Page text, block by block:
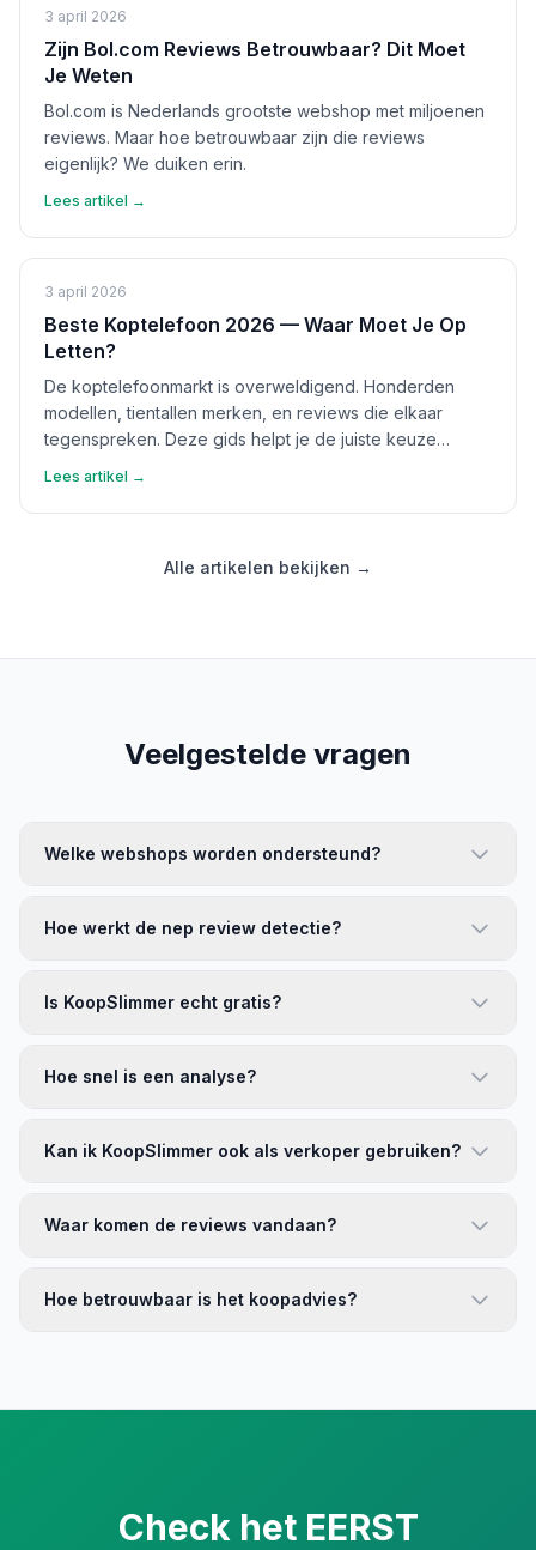
3 april 2026
Zijn Bol.com Reviews Betrouwbaar? Dit Moet
Je Weten
Bol.com is Nederlands grootste webshop met miljoenen
reviews. Maar hoe betrouwbaar zijn die reviews
eigenlijk? We duiken erin.
Lees artikel →
3 april 2026
Beste Koptelefoon 2026 — Waar Moet Je Op
Letten?
De koptelefoonmarkt is overweldigend. Honderden
modellen, tientallen merken, en reviews die elkaar
tegenspreken. Deze gids helpt je de juiste keuze
Lees artikel →
Alle artikelen bekijken →
Veelgestelde vragen
Welke webshops worden ondersteund?
Hoe werkt de nep review detectie?
Is KoopSlimmer echt gratis?
Hoe snel is een analyse?
Kan ik KoopSlimmer ook als verkoper gebruiken?
Waar komen de reviews vandaan?
Hoe betrouwbaar is het koopadvies?
Check het EERST